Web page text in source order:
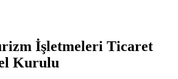
İşletmeleri Ticaret
Kurulu